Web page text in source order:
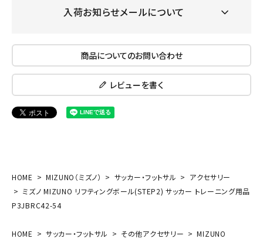
入荷お知らせメールについて
商品についてのお問い合わせ
レビューを書く
HOME MIZUNO（ミズノ） サッカー・フットサル
アクセサリー
ミズノ MIZUNO リフティングボール(STEP2) サッカー トレーニング用品
P3JBRC42-54
HOME サッカー・フットサル その他アクセサリー
MIZUNO